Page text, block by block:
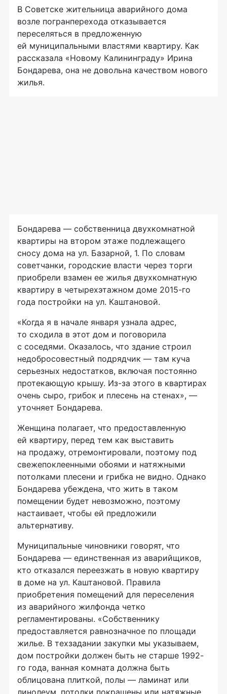
В Советске жительница аварийного дома
возле погранперехода отказывается
переселяться в предложенную
ей муниципальными властями квартиру. Как
рассказала «Новому Калининграду» Ирина
Бондарева, она не довольна качеством нового
жилья.
Бондарева — собственница двухкомнатной
квартиры на втором этаже подлежащего
сносу дома на ул. Базарной, 1. По словам
советчанки, городские власти через торги
приобрели взамен ее жилья двухкомнатную
квартиру в четырехэтажном доме 2015-го
года постройки на ул. Каштановой.
«Когда я в начале января узнала адрес,
то сходила в этот дом и поговорила
с соседями. Оказалось, что здание строил
недобросовестный подрядчик — там куча
серьезных недостатков, включая постоянно
протекающую крышу. Из-за этого в квартирах
очень сыро, грибок и плесень на стенах», —
уточняет Бондарева.
Женщина полагает, что предоставленную
ей квартиру, перед тем как выставить
на продажу, отремонтировали, поэтому под
свежепоклеенными обоями и натяжными
потолками плесени и грибка не видно. Однако
Бондарева убеждена, что жить в таком
помещении будет невозможно, поэтому
настаивает, чтобы ей предложили
альтернативу.
Муниципальные чиновники говорят, что
Бондарева — единственная из аварийщиков,
кто отказался переезжать в новую квартиру
в доме на ул. Каштановой. Правила
приобретения помещений для переселения
из аварийного жилфонда четко
регламентированы. «Собственнику
предоставляется равнозначное по площади
жилье. В техзадании закупки мы указываем,
дом постройки должен быть не старше 1992-
го года, ванная комната должна быть
облицована плиткой, полы — ламинат или